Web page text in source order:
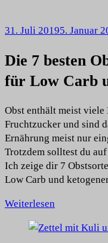
31. Juli 20195. Januar
Die 7 besten
für Low Carb
Obst enthält meist
Fruchtzucker und sind
Ernährung meist nur
Trotzdem solltest du
Ich zeige dir 7
Low Carb und
Weiterlesen